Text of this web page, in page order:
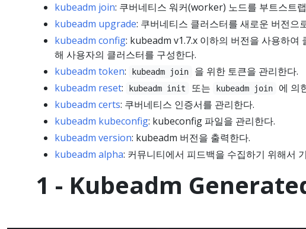
kubeadm join: 쿠버네티스 워커(worker) 노드를 부트스트
kubeadm upgrade: 쿠버네티스 클러스터를 새로운 버전으
kubeadm config: kubeadm v1.7.x 이하의 버전을 사용하여
해 사용자의 클러스터를 구성한다.
kubeadm token: kubeadm join
을 위한 토큰을 관리한다.
kubeadm reset: kubeadm init 또는 kubeadm join
에 의
kubeadm certs: 쿠버네티스 인증서를 관리한다.
kubeadm kubeconfig: kubeconfig 파일을 관리한다.
kubeadm version: kubeadm 버전을 출력한다.
kubeadm alpha: 커뮤니티에서 피드백을 수집하기 위해서
1 - Kubeadm